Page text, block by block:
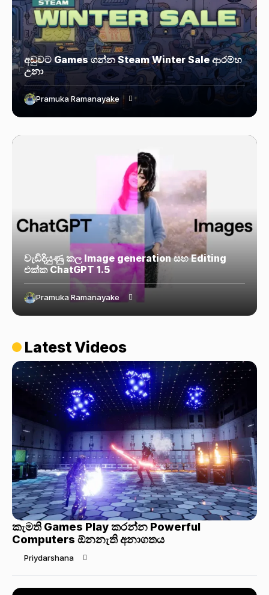
අඩුවට Games ගන්න Steam Winter Sale ආරම්භ
උනා
Pramuka Ramanayake
වැඩිදියුණු කල Image generation සහ Editing
එක්ක ChatGPT 1.5
Pramuka Ramanayake
Latest Videos
කැමති Games Play කරන්න Powerful
Computers ඕනනැති අනාගතය
Priydarshana